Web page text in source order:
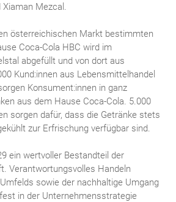
Xiaman Mezcal.
österreichischen Markt bestimmten
Coca-Cola HBC wird im
abgefüllt und von dort aus
Kund:innen aus Lebensmittelhandel
Konsument:innen in ganz
aus dem Hause Coca-Cola. 5.000
sorgen dafür, dass die Getränke stets
zur Erfrischung verfügbar sind.
ein wertvoller Bestandteil der
Verantwortungsvolles Handeln
sowie der nachhaltige Umgang
in der Unternehmensstrategie